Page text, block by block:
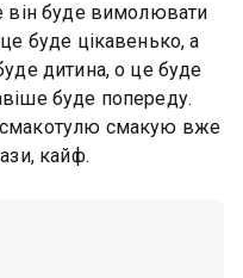
він буде вимолювати
буде цікавенько, а
дитина, о це буде
буде попереду.
смакую вже
кайф.